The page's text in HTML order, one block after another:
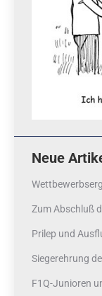
Neue
Zum Abschluß
Prilep und
Siegerehrung
F1Q-Junioren